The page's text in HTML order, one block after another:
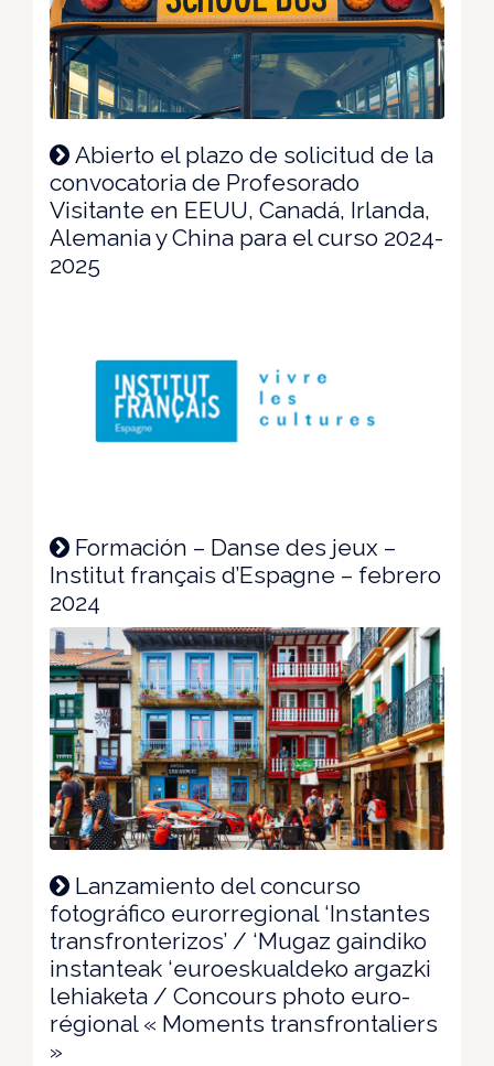
Abierto el plazo de solicitud de la
convocatoria de Profesorado
Visitante en EEUU, Canadá, Irlanda,
Alemania y China para el curso 2024-
2025
Formación – Danse des jeux –
Institut français d’Espagne – febrero
2024
Lanzamiento del concurso
fotográfico eurorregional ‘Instantes
transfronterizos’ / ‘Mugaz gaindiko
instanteak ‘euroeskualdeko argazki
lehiaketa / Concours photo euro-
régional « Moments transfrontaliers
»